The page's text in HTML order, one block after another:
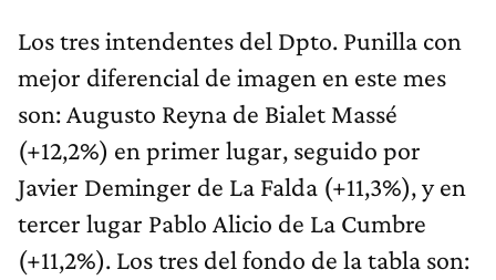
Los tres intendentes del Dpto. Punilla con
mejor diferencial de imagen en este mes
son: Augusto Reyna de Bialet Massé
(+12,2%) en primer lugar, seguido por
Javier Deminger de La Falda (+11,3%), y en
tercer lugar Pablo Alicio de La Cumbre
(+11,2%). Los tres del fondo de la tabla son: